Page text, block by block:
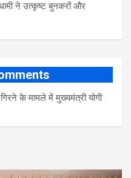
ने उत्कृष्ट बुनकरों और
के मामले में मुख्‍यमंत्री योगी